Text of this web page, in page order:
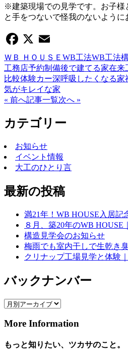
※建築現場での見学です。お子様
と手をつないで怪我のないように
Facebook
X Email
ＷＢ ＨＯＵＳＥ WB工法WB工法
工務店予約制 備後で建てる家在来
比較体験カー深呼吸したくなる家
気がキレイな家
« 前へ記事一覧次へ »
カテゴリー
お知らせ
イベント情報
大工のひとり言
最新の投稿
満21年！WB HOUSE入居記
８月、築20年のWB HOUSE
構造見学会のお知らせ
梅雨でも室内干しで生乾き
クリナップ工場見学と体験
バックナンバー
More Information
もっと知りたい、ツカサのこと。